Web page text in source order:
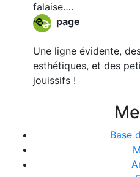
falaise….
page
Une ligne évidente,
esthétiques, et des
jouissifs !
Base